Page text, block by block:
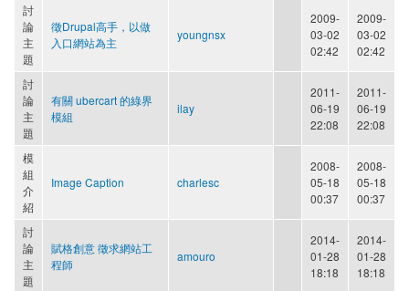
討
論
主
題
徵Drupal高手，以做
入口網站為主
youngnsx
2009-
03-02
02:42
2009-
03-02
02:42
討
論
主
題
有關 ubercart 的綠界
模組
ilay
2011-
06-19
22:08
2011-
06-19
22:08
模
組
介
紹
Image Caption charlesc
2008-
05-18
00:37
2008-
05-18
00:37
討
論
主
題
賦格創意 徵求網站工
程師
amouro
2014-
01-28
18:18
2014-
01-28
18:18